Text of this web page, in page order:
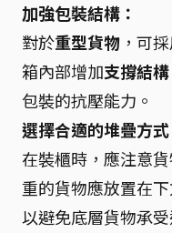
加強包裝結構：
對於重型貨物 ，可
箱內部增加支撐結構
包裝的抗壓能力。
選擇合適的堆疊方式
在裝櫃時，應注意
重的貨物應放置在
以避免底層貨物承